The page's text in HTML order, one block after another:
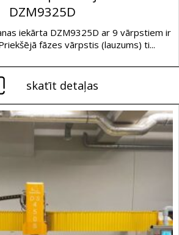
DZM9325D
iekārta DZM9325D ar 9 vārpstiem ir
fāzes vārpstis (lauzums) ti...
skatīt detaļas